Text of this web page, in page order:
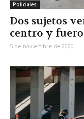
Policiales
Dos sujetos
centro y
5 de noviembre de 2020